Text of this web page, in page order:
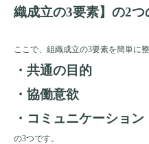
織成立の3要素】の2つ
ここで、組織成立の3要素を簡単に整
・共通の目的
・協働意欲
・コミュニケーション
の3つです。